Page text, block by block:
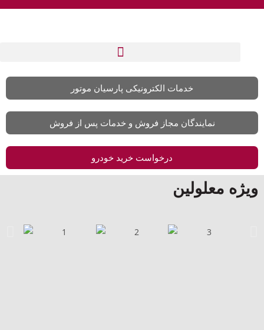
خدمات الکترونیکی پارسیان موتور
نمایندگان مجاز فروش و خدمات پس از فروش
درخواست خرید خودرو
ویژه معلولین